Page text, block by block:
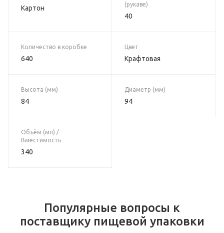
Картон
(рукаве)
40
Количество в коробке
640
Цвет
Крафтовая
Высота (мм)
84
Диаметр (мм)
94
Объём (мл) /
Вместимость
340
Популярные вопросы к
поставщику пищевой упаковки